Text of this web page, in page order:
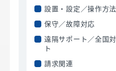
設置・設定／操作方
保守／故障対応
遠隔サポート／全国
ト
請求関連